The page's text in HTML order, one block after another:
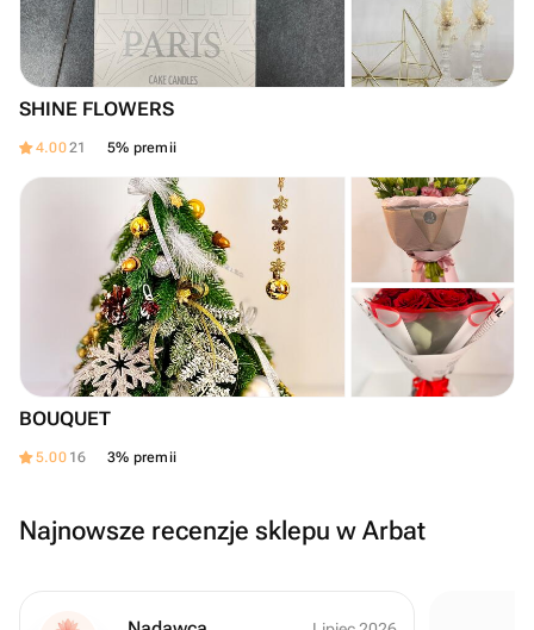
SHINE FLOWERS
4.0021 5% premii
BOUQUET
5.00 16 3% premii
Najnowsze recenzje sklepu w Arbat